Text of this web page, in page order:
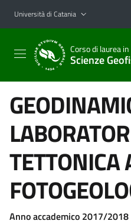
Vai al contenuto principale
Vai al menu di navigazione
Università di Catania
Corso di laurea in
Scienze
TETTONICA
Anno accademico 2017/2018